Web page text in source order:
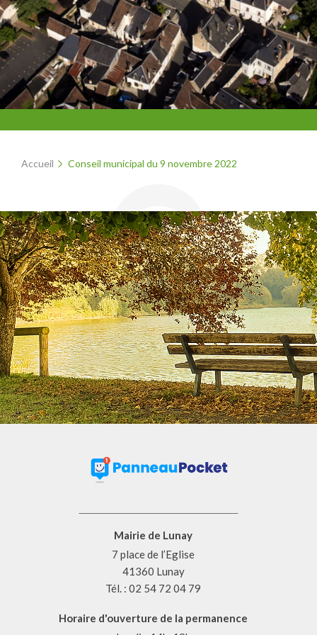
Accueil Conseil municipal du 9 novembre 2022
Mairie de Lunay
7 place de l’Eglise
41360 Lunay
Tél. : 02 54 72 04 79
Horaire d'ouverture de la permanence